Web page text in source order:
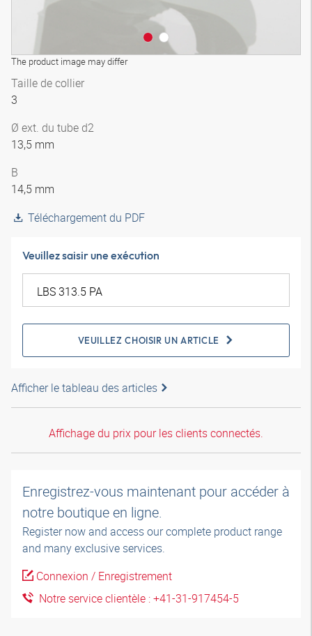
The product image may differ
Taille de collier
3
Ø ext. du tube d2
13,5 mm
B
14,5 mm
Téléchargement du PDF
Veuillez saisir une exécution
VEUILLEZ CHOISIR UN ARTICLE
Afficher le tableau des articles
Affichage du prix pour les clients connectés.
Enregistrez-vous maintenant pour accéder à
notre boutique en ligne.
Register now and access our complete product range
and many exclusive services.
Connexion / Enregistrement
Notre service clientèle : +41-31-917454-5